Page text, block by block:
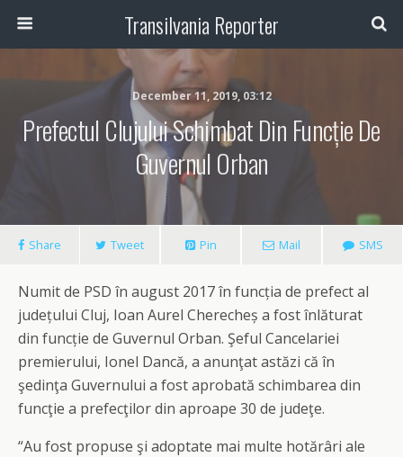
Transilvania Reporter
December 11, 2019, 03:12
Prefectul Clujului Schimbat Din Funcție De
Guvernul Orban
Share Tweet Pin Mail SMS
Numit de PSD în august 2017 în funcția de prefect al
județului Cluj, Ioan Aurel Cherecheș a fost înlăturat
din funcție de Guvernul Orban. Şeful Cancelariei
premierului, Ionel Dancă, a anunţatastăzi că în
şedinţa Guvernului a fost aprobată schimbarea din
funcţie a prefecţilor din aproape 30 de judeţe.
“Au fost propuse şi adoptate mai multe hotărâri ale